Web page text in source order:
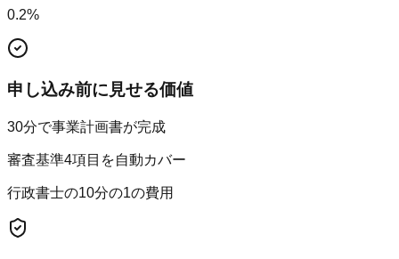
0.2%
申し込み前に見せる価値
30分で事業計画書が完成
審査基準4項目を自動カバー
行政書士の10分の1の費用